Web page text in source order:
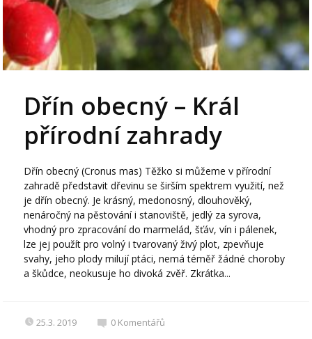
Dřín obecný – Král
přírodní zahrady
Dřín obecný (Cronus mas) Těžko si můžeme v přírodní
zahradě představit dřevinu se širším spektrem využití, než
je dřín obecný. Je krásný, medonosný, dlouhověký,
nenáročný na pěstování i stanoviště, jedlý za syrova,
vhodný pro zpracování do marmelád, šťáv, vín i pálenek,
lze jej použít pro volný i tvarovaný živý plot, zpevňuje
svahy, jeho plody milují ptáci, nemá téměř žádné choroby
a škůdce, neokusuje ho divoká zvěř. Zkrátka...
25.3. 2019 0 Komentářů